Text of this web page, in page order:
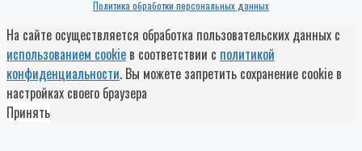
Политика обработки персональных данных
На сайте осуществляется обработка пользовательских данных с
использованием cookie в соответствии с политикой
конфиденциальности. Вы можете запретить сохранение cookie в
настройках своего браузера
Принять